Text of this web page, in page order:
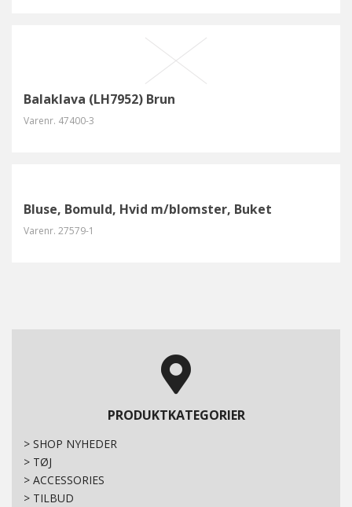
Balaklava (LH7952) Brun
Varenr. 47400-3
Bluse, Bomuld, Hvid m/blomster, Buket
Varenr. 27579-1
PRODUKTKATEGORIER
> SHOP NYHEDER
> TØJ
> ACCESSORIES
> TILBUD